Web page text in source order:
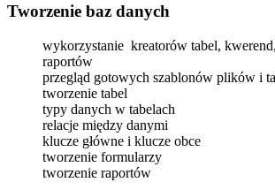
Tworzenie baz danych
wykorzystanie kreatorów tabel,
raportów
przegląd gotowych szablonów plików i
tworzenie tabel
typy danych w tabelach
relacje między danymi
klucze główne i klucze obce
tworzenie formularzy
tworzenie raportów